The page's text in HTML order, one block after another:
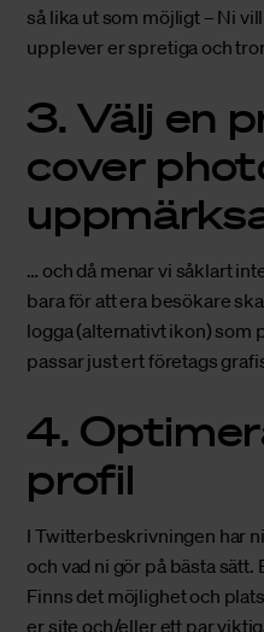
så lika ut som möjligt – Ni
upplever er spretiga och
3. Välj en
cover
… och då menar vi såklart
bara för att era besökare
logga (alternativt ikon) som
passar just ert företags
4.
profil
I Twitterbeskrivningen har
och vad ni gör på bästa
Finns det möjlighet och
er site och/eller ett par